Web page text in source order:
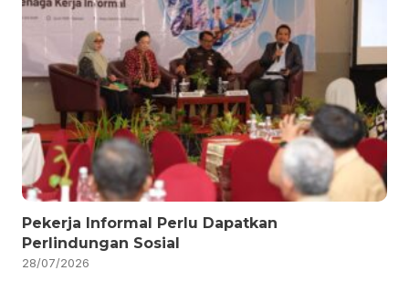
Pekerja Informal Perlu Dapatkan
Perlindungan Sosial
28/07/2026